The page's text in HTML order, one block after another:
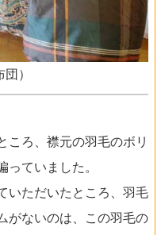
）
ころ、襟元の羽毛のボリ
っていました。
いただいたところ、羽毛
がないのは、この羽毛の